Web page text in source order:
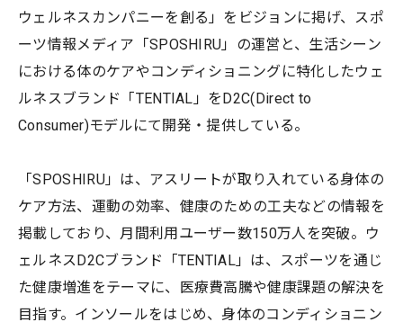
ウェルネスカンパニーを創る」をビジョンに掲げ、スポ
ーツ情報メディア「SPOSHIRU」の運営と、生活シーン
における体のケアやコンディショニングに特化したウェ
ルネスブランド「TENTIAL」をD2C(Direct to
Consumer)モデルにて開発・提供している。
「SPOSHIRU」は、アスリートが取り入れている身体の
ケア方法、運動の効率、健康のための工夫などの情報を
掲載しており、月間利用ユーザー数150万人を突破。ウ
ェルネスD2Cブランド「TENTIAL」は、スポーツを通じ
た健康増進をテーマに、医療費高騰や健康課題の解決を
目指す。インソールをはじめ、身体のコンディショニン